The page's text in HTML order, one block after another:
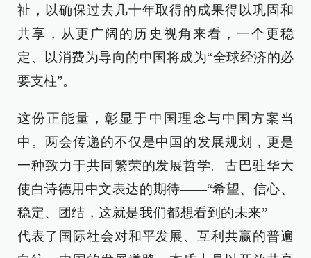
祉，以确保过去几十年取得的成果得以巩固和
共享，从更广阔的历史视角来看，一个更稳
定、以消费为导向的中国将成为“全球经济的必
要支柱”。
这份正能量，彰显于中国理念与中国方案当
中。两会传递的不仅是中国的发展规划，更是
一种致力于共同繁荣的发展哲学。古巴驻华大
使白诗德用中文表达的期待——“希望、信心、
稳定、团结，这就是我们都想看到的未来”——
代表了国际社会对和平发展、互利共赢的普遍